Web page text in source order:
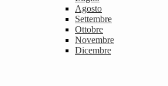
Agosto
Settembre
Ottobre
Novembre
Dicembre